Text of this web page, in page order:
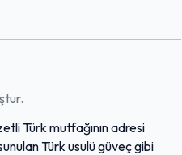
Türk mutfağının adresi
Türk usulü güveç gibi